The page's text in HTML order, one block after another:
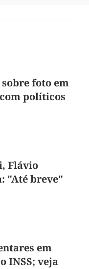
foto em
políticos
Flávio
"Até breve"
em
INSS; veja